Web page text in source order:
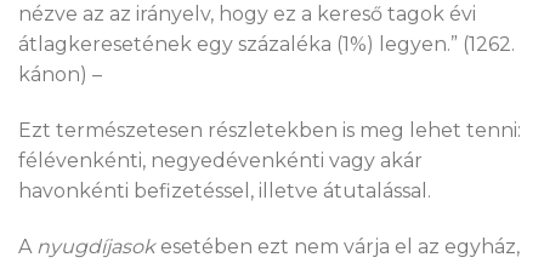
nézve az az irányelv, hogy ez a kereső tagok évi
átlagkeresetének egy százaléka (1%) legyen.” (1262.
kánon) –
Ezt természetesen részletekben is meg lehet tenni:
félévenkénti, negyedévenkénti vagy akár
havonkénti befizetéssel, illetve átutalással.
A nyugdíjasokesetében ezt nem várja el az egyház,